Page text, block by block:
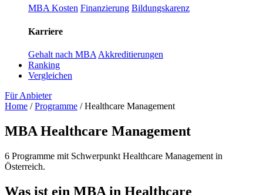
MBA Kosten Finanzierung Bildungskarenz
Karriere
Gehalt nach MBA Akkreditierungen
Ranking
Vergleichen
Für Anbieter
Home / Programme / Healthcare Management
MBA Healthcare Management
6 Programme mit Schwerpunkt Healthcare Management in
Österreich.
Was ist ein MBA in Healthcare